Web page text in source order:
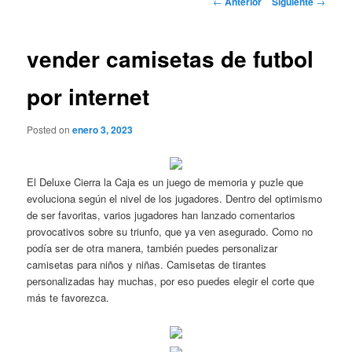
vender camisetas de futbol
por internet
Posted onenero 3, 2023
El Deluxe Cierra la Caja es un juego de memoria y puzle que
evoluciona según el nivel de los jugadores. Dentro del optimismo
de ser favoritas, varios jugadores han lanzado comentarios
provocativos sobre su triunfo, que ya ven asegurado. Como no
podía ser de otra manera, también puedes personalizar
camisetas para niños y niñas. Camisetas de tirantes
personalizadas hay muchas, por eso puedes elegir el corte que
más te favorezca.